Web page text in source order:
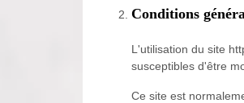
Conditions
L'utilisation du site
susceptibles d'être
Ce site est